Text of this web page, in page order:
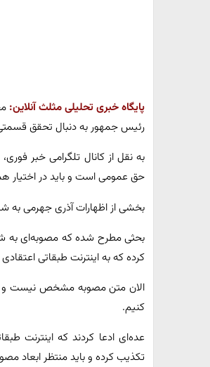
پایگاه خبری تحلیلی مثلث آنلاین:
رئیس جمهور به دنبال تحقق
به نقل از کانال تلگرامی خبر
حق عمومی است و باید در اختیار
بخشی از اظهارات آذری جهرمی به
بحثی مطرح شده که مصوبه‌ای به
کرده که به اینترنت طبقاتی اعتقادی
الان متن مصوبه مشخص نیست و
کنیم.
عده‌ای ادعا کردند که اینترنت
تکذیب کرده و باید منتظر ابعاد